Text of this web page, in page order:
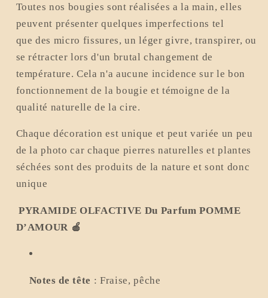
Toutes nos bougies sont réalisées a la main, elles
peuvent présenter quelques imperfections tel
quedes micro fissures, un léger givre, transpirer, ou
se rétracter lors d'un brutal changement de
température. Cela n'a aucune incidence sur le bon
fonctionnement de la bougie et témoigne de la
qualité naturelle de la cire.
Chaque décoration est unique et peut variée un peu
de la photo car chaque pierres naturelles et plantes
séchées sont des produits de la nature et sont donc
unique
PYRAMIDE OLFACTIVE Du Parfum POMME
D’AMOUR 🍎
Notes de tête :Fraise, pêche